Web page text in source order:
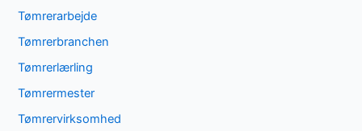
Tømrerarbejde
Tømrerbranchen
Tømrerlærling
Tømrermester
Tømrervirksomhed